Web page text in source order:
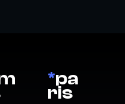
*pa
ris